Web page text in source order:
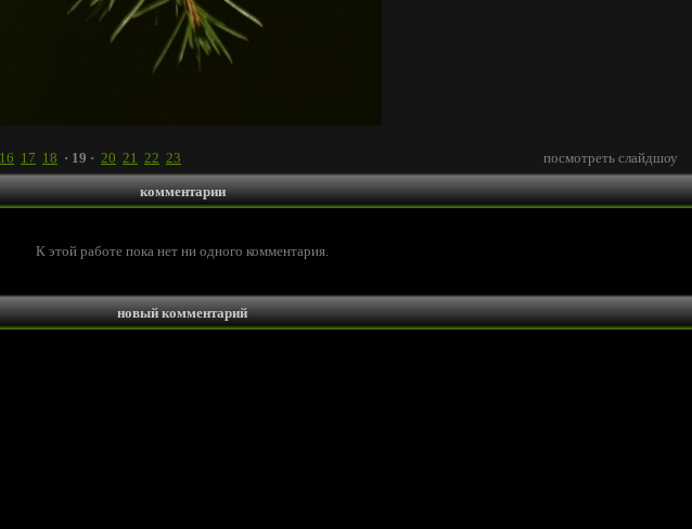
16 17 18 · 19 · 20 21 22 23 посмотреть слайдшоу
комментарии
К этой работе пока нет ни одного комментария.
новый комментарий